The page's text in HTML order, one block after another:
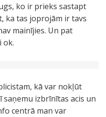
ko ir prieks sastapt
ka tas joprojām ir tavs
mainījies. Un pat
ok.
kā var nokļūt
saņemu izbrīnītas acis un
centrā man var